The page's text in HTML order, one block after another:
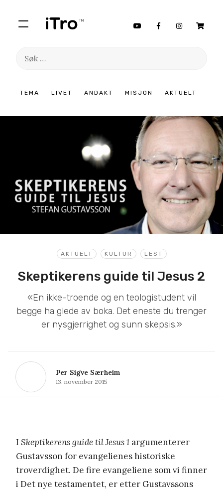
TEMA LIVET ANDAKT MISJON AKTUELT
Søk
innhold
AKTUELT KULTUR LEST
Skeptikerens guide til Jesus 2
«En ikke-troende og en teologistudent vil
begge ha glede av boka. Det eneste du trenger
er nysgjerrighet og sunn skepsis.»
Per Sigve Særheim
13. november 2015
I Skeptikerens guide til Jesus 1 argumenterer
Gustavsson for evangelienes historiske
troverdighet. De fire evangeliene som vi finner
i Det nye testamentet, er etter Gustavssons